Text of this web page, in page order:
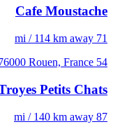
Cafe Moustache
71 mi / 114 km away
54 Rue d'Amiens, 76000 Rouen, France
Petits Chats
87 mi / 140 km away